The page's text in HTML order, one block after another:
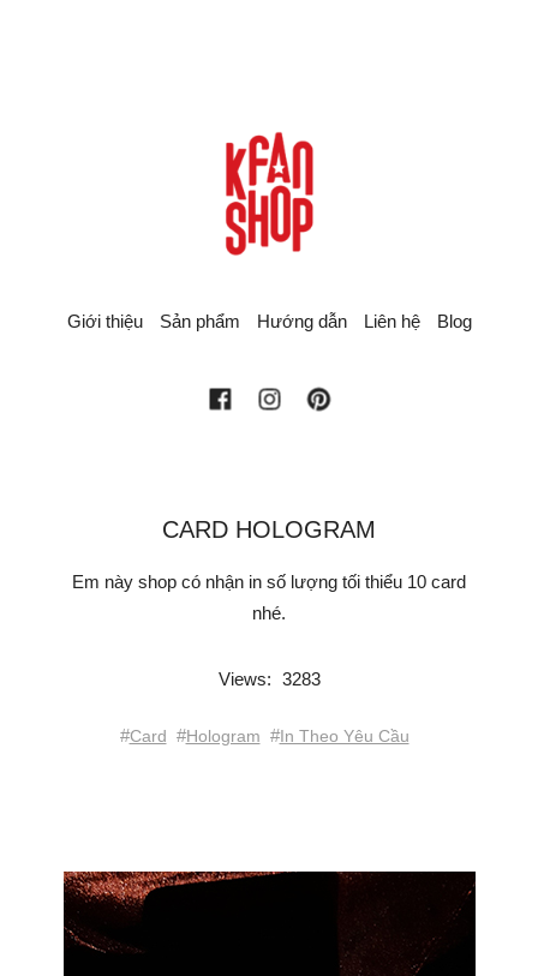
Giới thiệu Sản phẩm Hướng dẫn Liên hệ Blog
CARD HOLOGRAM
Em này shop có nhận in số lượng tối thiểu 10 card
nhé.
Views: 3283
#Card #Hologram #In Theo Yêu Cầu